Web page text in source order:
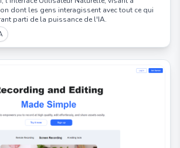
dont les gens interagissent avec tout ce qui
parti de la puissance de l'IA.